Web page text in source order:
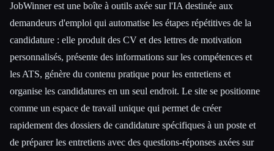
JobWinner est une boîte à outils axée sur l'IA destinée aux
demandeurs d'emploi qui automatise les étapes répétitives de la
candidature : elle produit des CV et des lettres de motivation
personnalisés, présente des informations sur les compétences et
les ATS, génère du contenu pratique pour les entretiens et
organise les candidatures en un seul endroit. Le site se positionne
comme un espace de travail unique qui permet de créer
rapidement des dossiers de candidature spécifiques à un poste et
de préparer les entretiens avec des questions-réponses axées sur